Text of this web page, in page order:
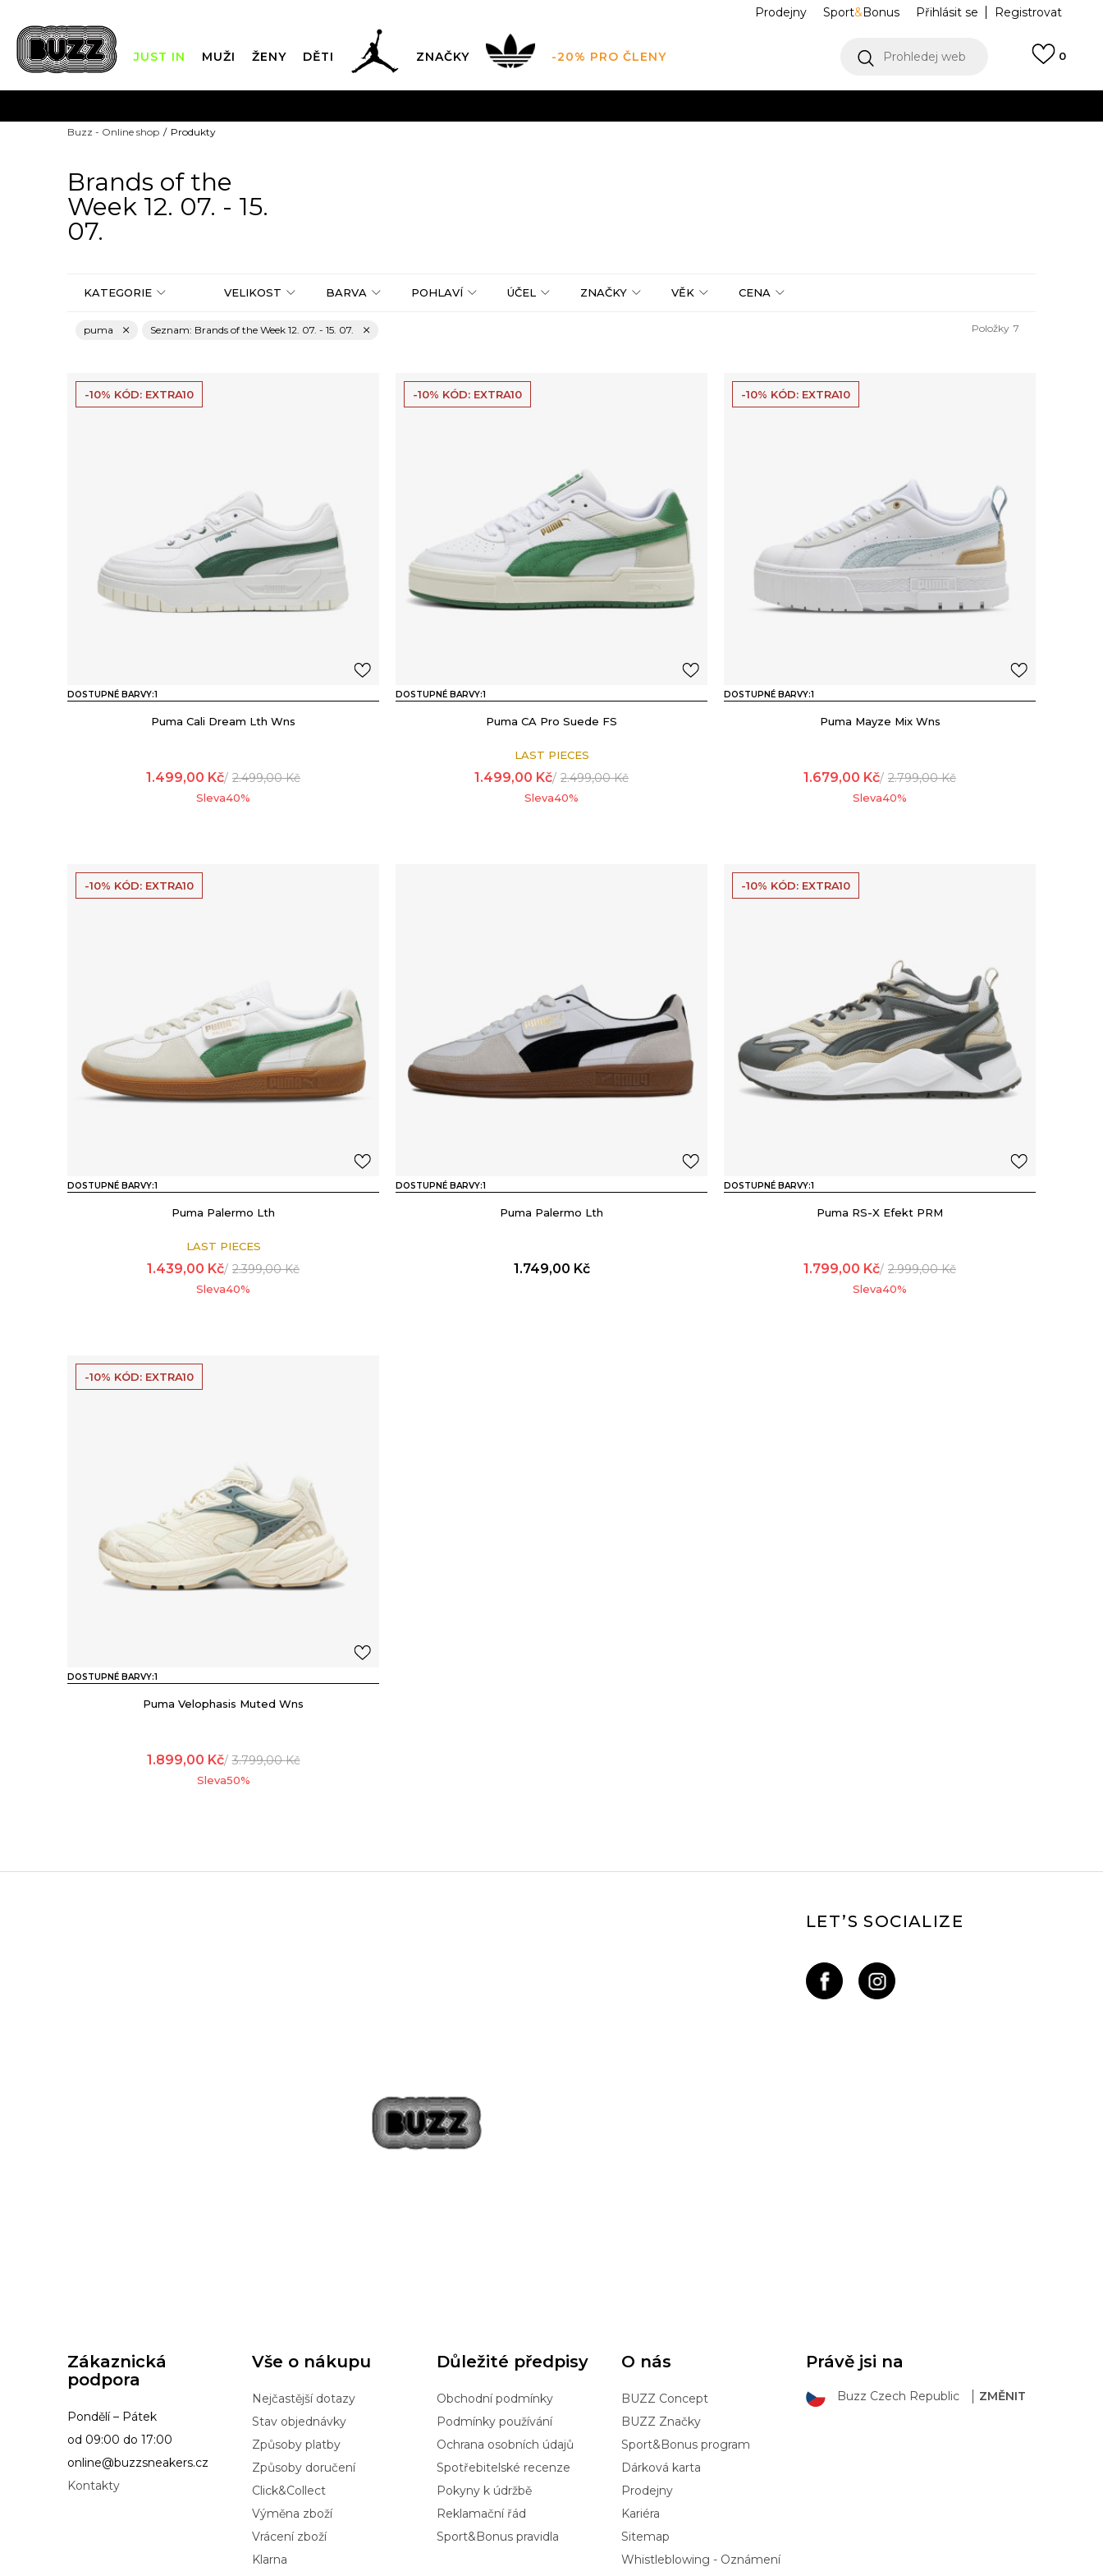
Přihlásit se Registrovat
Prodejny Sport&Bonus
JUST IN MUŽI ŽENY DĚTI ZNAČKY -20% PRO ČLENY Prohledej web 0
Buzz - Online shop Produkty
Brands of the
Week 12. 07. - 15.
07.
KATEGORIE VELIKOST BARVA POHLAVÍ ÚČEL ZNAČKY VĚK CENA
puma Seznam: Brands of the Week 12. 07. - 15. 07. 7
Položky
-10% KÓD: EXTRA10
DOSTUPNÉ BARVY:1
Puma Cali Dream Lth Wns
1.499,00 Kč 2.499,00Kč
Sleva40%
-10% KÓD: EXTRA10
DOSTUPNÉ BARVY:1
Puma CA Pro Suede FS
LAST PIECES
1.499,00 Kč 2.499,00Kč
Sleva40%
-10% KÓD: EXTRA10
DOSTUPNÉ BARVY:1
Puma Mayze Mix Wns
1.679,00 Kč 2.799,00Kč
Sleva40%
-10% KÓD: EXTRA10
DOSTUPNÉ BARVY:1
Puma Palermo Lth
LAST PIECES
1.439,00 Kč 2.399,00Kč
Sleva40%
DOSTUPNÉ BARVY:1
Puma Palermo Lth
1.749,00 Kč
-10% KÓD: EXTRA10
DOSTUPNÉ BARVY:1
Puma RS-X Efekt PRM
1.799,00 Kč 2.999,00Kč
Sleva40%
-10% KÓD: EXTRA10
DOSTUPNÉ BARVY:1
Puma Velophasis Muted Wns
1.899,00 Kč 3.799,00Kč
Sleva50%
LET’S SOCIALIZE
Zákaznická
podpora
Pondělí – Pátek
od 09:00 do 17:00
online@buzzsneakers.cz
Kontakty
Vše o nákupu
Nejčastější dotazy
Stav objednávky
Způsoby platby
Způsoby doručení
Click&Collect
Výměna zboží
Vrácení zboží
Klarna
Důležité předpisy
Obchodní podmínky
Podmínky používání
Ochrana osobních údajů
Spotřebitelské recenze
Pokyny k údržbě
Reklamační řád
Sport&Bonus pravidla
O nás
BUZZ Concept
BUZZ Značky
Sport&Bonus program
Dárková karta
Prodejny
Kariéra
Sitemap
Whistleblowing - Oznámení
Právě jsi na
Buzz Czech Republic ZMĚNIT